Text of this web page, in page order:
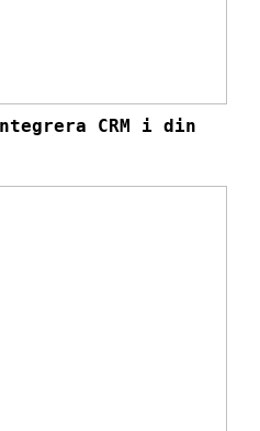
CRM i din